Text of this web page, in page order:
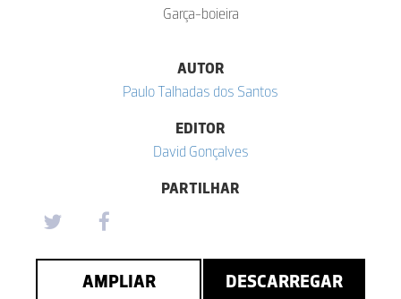
Garça-boieira
AUTOR
Paulo Talhadas dos Santos
EDITOR
David Gonçalves
PARTILHAR
AMPLIAR DESCARREGAR